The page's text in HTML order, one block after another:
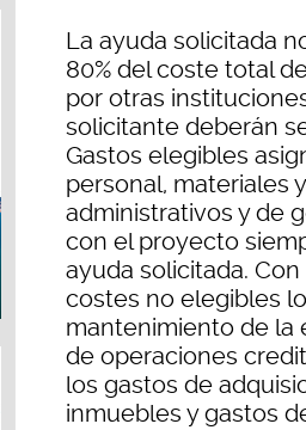
La ayuda solicitada
80% del coste total
por otras
solicitante deberán
Gastos elegibles
personal, materiales
administrativos y de
con el proyecto
ayuda solicitada.
costes no elegibles
mantenimiento de la
de operaciones
los gastos de
inmuebles y gastos